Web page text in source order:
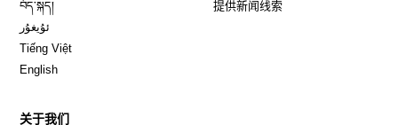
བོད་སྐད།
ئۇيغۇر
Tiếng Việt
English
提供新闻线索
关于我们